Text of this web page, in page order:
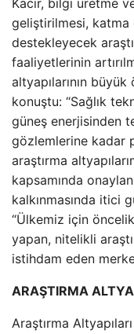
Kacır, bilgi üretme
geliştirilmesi,
destekleyecek
faaliyetlerinin
altyapılarının büyük
konuştu: “Sağlık
güneş enerjisinden
gözlemlerine kadar
araştırma
kapsamında
kalkınmasında itici
“Ülkemiz için
yapan, nitelikli
istihdam eden
ARAŞTIRMA
Araştırma